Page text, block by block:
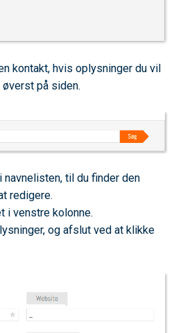
kontakt, hvis oplysninger du vil
på siden.
navnelisten, til du finder den
redigere.
i venstre kolonne.
og afslut ved at klikke